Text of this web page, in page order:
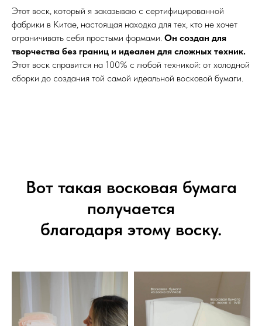
Этот воск, который я заказываю с сертифицированной
фабрики в Китае, настоящая находка для тех, кто не хочет
ограничивать себя простыми формами. Он создан для
творчества без границ и идеален для сложных техник.
Этот воск справится на 100% с любой техникой: от холодной
сборки до создания той самой идеальной восковой бумаги.
Вот такая восковая бумага
получается
благодаря этому воску.